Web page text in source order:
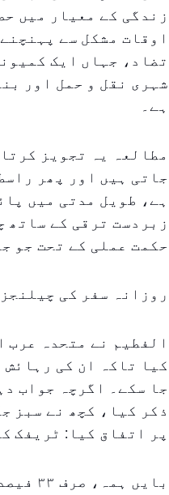
زندگی کے معیار میں
اوقات مشکل سے
تضاد، جہاں ایک
شہری نقل و حمل اور
ہے۔
مطالعہ یہ تجویز
جاتی ہیں اور پھر
ہے، طویل مدتی میں
حکمت عملی کے تحت جو
روزانہ سفر کی چیلنجز
کیا تاکہ ان کی
جا سکے۔ اگرچہ جواب
ذکر کیا، کچھ نے سبز
پر اتفاق کیا: ٹریفک
بایں